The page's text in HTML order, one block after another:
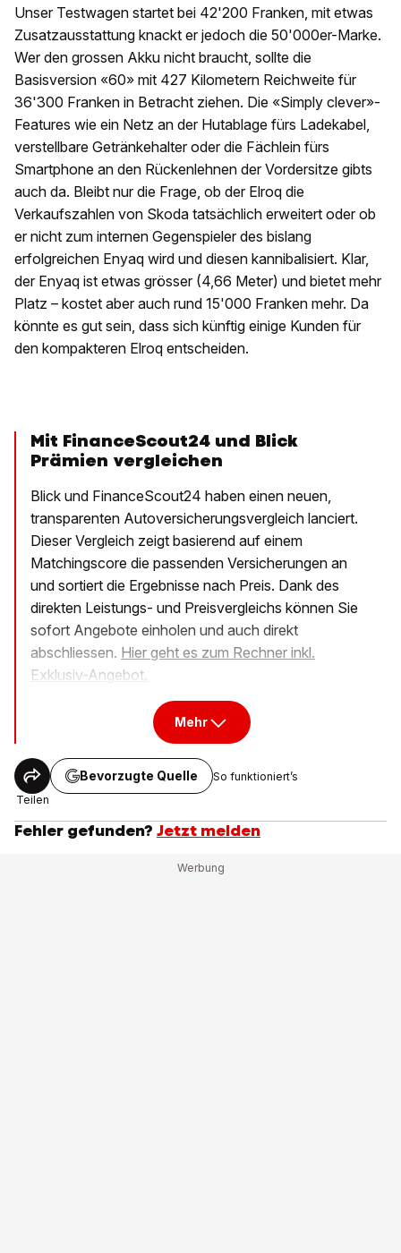
Unser Testwagen startet bei 42'200 Franken, mit etwas
Zusatzausstattung knackt er jedoch die 50'000er-Marke.
Wer den grossen Akku nicht braucht, sollte die
Basisversion «60» mit 427 Kilometern Reichweite für
36'300 Franken in Betracht ziehen. Die «Simply clever»-
Features wie ein Netz an der Hutablage fürs Ladekabel,
verstellbare Getränkehalter oder die Fächlein fürs
Smartphone an den Rückenlehnen der Vordersitze gibts
auch da. Bleibt nur die Frage, ob der Elroq die
Verkaufszahlen von Skoda tatsächlich erweitert oder ob
er nicht zum internen Gegenspieler des bislang
erfolgreichen Enyaq wird und diesen kannibalisiert. Klar,
der Enyaq ist etwas grösser (4,66 Meter) und bietet mehr
Platz – kostet aber auch rund 15'000 Franken mehr. Da
könnte es gut sein, dass sich künftig einige Kunden für
den kompakteren Elroq entscheiden.
Mit FinanceScout24 und Blick
Prämien vergleichen
Blick und FinanceScout24 haben einen neuen,
transparenten Autoversicherungsvergleich lanciert.
Dieser Vergleich zeigt basierend auf einem
Matchingscore die passenden Versicherungen an
und sortiert die Ergebnisse nach Preis. Dank des
direkten Leistungs- und Preisvergleichs können Sie
sofort Angebote einholen und auch direkt
abschliessen. Hier geht es zum Rechner inkl.
Exklusiv-Angebot.
Mehr
Teilen
Bevorzugte Quelle So funktioniert’s
Fehler gefunden? Jetzt melden